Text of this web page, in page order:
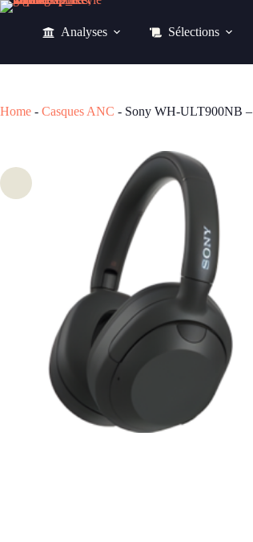
Passer
Analyses Sélections
Home - Casques ANC - Sony WH-ULT900NB –